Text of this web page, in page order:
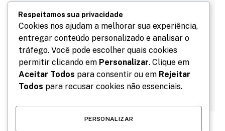
Salve meu nome, email e site neste navegador para
a próxima vez que eu comentar.
Respeitamos sua privacidade
Cookies nos ajudam a melhorar sua experiência,
entregar conteúdo personalizado e analisar o
tráfego. Você pode escolher quais cookies
permitir clicando em Personalizar. Clique em
Aceitar Todos para consentir ou em Rejeitar
Todos para recusar cookies não essenciais.
PERSONALIZAR